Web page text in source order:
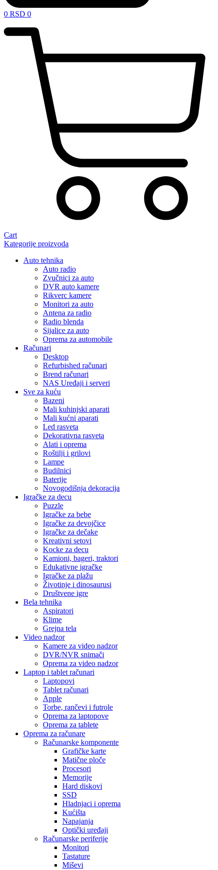
0 RSD 0
Cart
Kategorije proizvoda
Auto tehnika
Auto radio
Zvučnici za auto
DVR auto kamere
Rikverc kamere
Monitori za auto
Antena za radio
Radio blenda
Sijalice za auto
Oprema za automobile
Računari
Desktop
Refurbished računari
Brend računari
NAS Uređaji i serveri
Sve za kuću
Bazeni
Mali kuhinjski aparati
Mali kućni aparati
Led rasveta
Dekorativna rasveta
Alati i oprema
Roštilji i grilovi
Lampe
Budilnici
Baterije
Novogodišnja dekoracija
Igračke za decu
Puzzle
Igračke za bebe
Igračke za devojčice
Igračke za dečake
Kreativni setovi
Kocke za decu
Kamioni, bageri, traktori
Edukativne igračke
Igračke za plažu
Životinje i dinosaurusi
Društvene igre
Bela tehnika
Aspiratori
Klime
Grejna tela
Video nadzor
Kamere za video nadzor
DVR/NVR snimači
Oprema za video nadzor
Laptop i tablet računari
Laptopovi
Tablet računari
Apple
Torbe, rančevi i futrole
Oprema za laptopove
Oprema za tablete
Oprema za računare
Računarske komponente
Grafičke karte
Matične ploče
Procesori
Memorije
Hard diskovi
SSD
Hladnjaci i oprema
Kućišta
Napajanja
Optički uređaji
Računarske periferije
Monitori
Tastature
Miševi